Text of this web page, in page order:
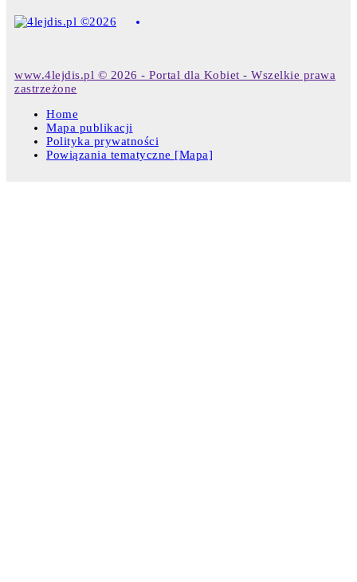
www.4lejdis.pl © 2026 - Portal dla Kobiet - Wszelkie prawa
zastrzeżone
Home
Mapa publikacji
Polityka prywatności
Powiązania tematyczne [Mapa]